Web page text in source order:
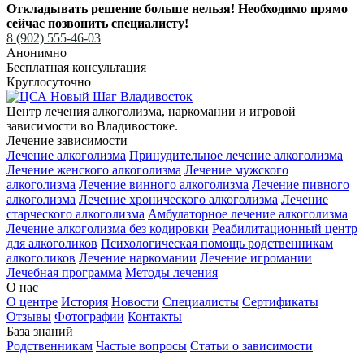
Откладывать решение больше нельзя! Необходимо прямо
сейчас позвонить специалисту!
8 (902) 555-46-03
Анонимно
Бесплатная консультация
Круглосуточно
Центр лечения алкоголизма, наркомании и игровой
зависимости во Владивостоке.
Лечение зависимости
Лечение алкоголизма Принудительное лечение алкоголизма
Лечение женского алкоголизма Лечение мужского
алкоголизма Лечение винного алкоголизма Лечение пивного
алкоголизма Лечение хронического алкоголизма Лечение
старческого алкоголизма Амбулаторное лечение алкоголизма
Лечение алкоголизма без кодировки Реабилитационный центр
для алкоголиков Психологическая помощь родственникам
алкоголиков Лечение наркомании Лечение игромании
Лечебная программа Методы лечения
О нас
О центре История Новости Специалисты Сертификаты
Отзывы Фотографии Контакты
База знаний
Родственникам Частые вопросы Статьи о зависимости